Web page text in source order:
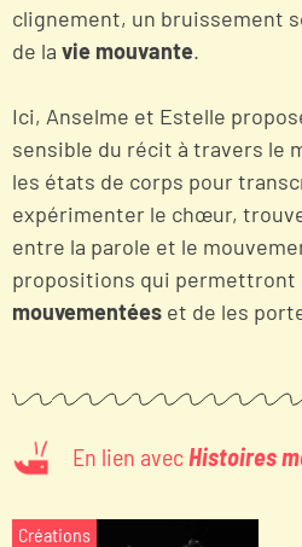
clignement, un bruissement
de la vie mouvante.
Ici, Anselme et Estelle
sensible du récit à travers le
les états de corps pour
expérimenter le chœur,
entre la parole et le
propositions qui permettront
mouvementées et de les
En lien avecHistoires
Créations